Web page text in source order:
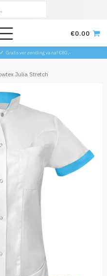
€0.00
✓ Gratis verzending vanaf €80,-
Julia Stretch